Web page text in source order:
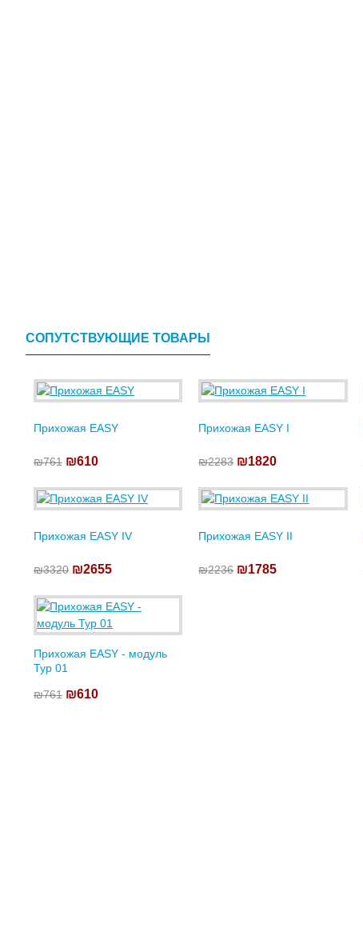
СОПУТСТВУЮЩИЕ ТОВАРЫ
Прихожая EASY
₪761 ₪610
Прихожая EASY I
₪2283 ₪1820
Прихожая EASY IV
₪3320 ₪2655
Прихожая EASY II
₪2236 ₪1785
Прихожая EASY - модуль
Typ 01
₪761 ₪610